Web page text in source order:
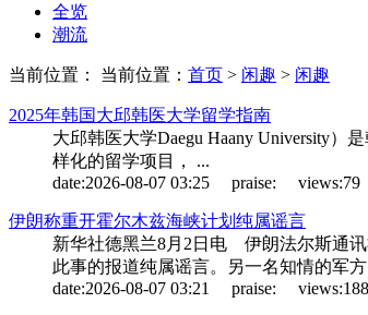
全览
潮流
当前位置： 当前位置： 首页 > 闲趣 > 闲趣
2025年韩国大邱韩医大学留学指南
大邱韩医大学Daegu Haany University
样化的留学项目， ...
date:2026-08-07 03:25 praise: views:79
伊朗称重开霍尔木兹海峡计划纯属谣言
新华社德黑兰8月2日电 伊朗法尔斯通
此事的报道纯属谣言。另一名知情的军方
date:2026-08-07 03:21 praise: views: